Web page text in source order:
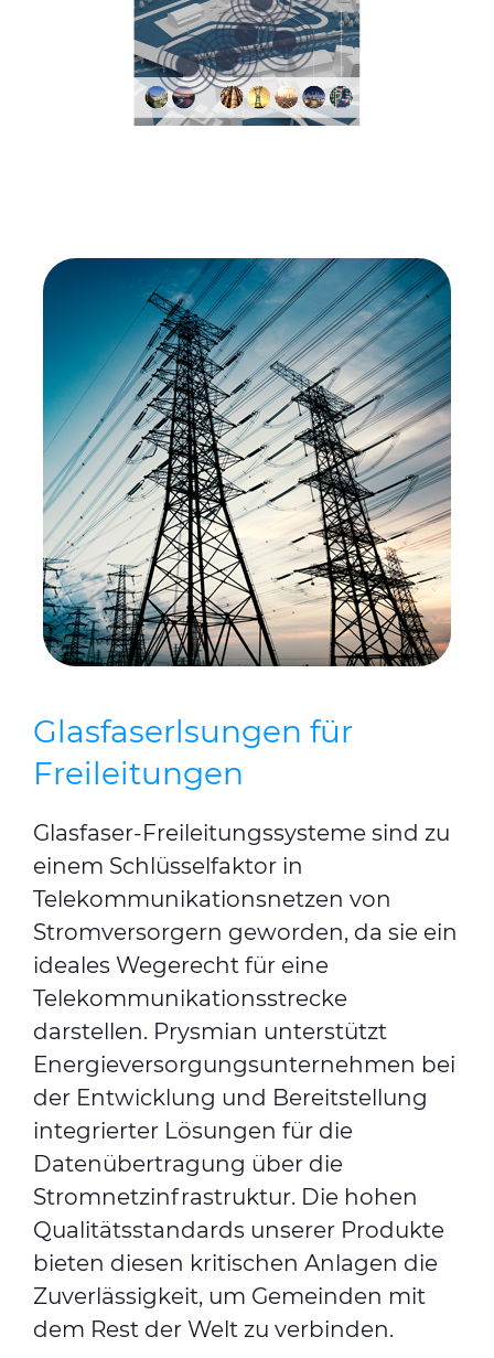
Glasfaserlsungen für
Freileitungen
Glasfaser-Freileitungssysteme sind zu
einem Schlüsselfaktor in
Telekommunikationsnetzen von
Stromversorgern geworden, da sie ein
ideales Wegerecht für eine
Telekommunikationsstrecke
darstellen. Prysmian unterstützt
Energieversorgungsunternehmen bei
der Entwicklung und Bereitstellung
integrierter Lösungen für die
Datenübertragung über die
Stromnetzinfrastruktur. Die hohen
Qualitätsstandards unserer Produkte
bieten diesen kritischen Anlagen die
Zuverlässigkeit, um Gemeinden mit
dem Rest der Welt zu verbinden.